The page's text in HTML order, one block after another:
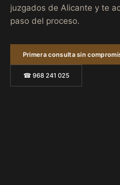
juzgados de Alicante y te
paso del proceso.
Primera consulta sin
☎ 968 241 025